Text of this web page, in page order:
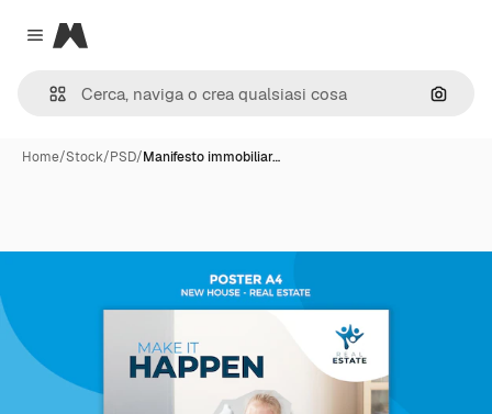
Close menu
Magnific
Cerca
Home/Stock/PSD/Manifesto immobiliar…